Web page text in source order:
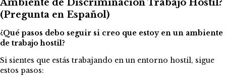
Ambiente de Discriminación Trabajo Hostil?
(Pregunta en Español)
¿Qué pasos debo seguir si creo que estoy en un ambiente
de trabajo hostil?
Si sientes que estás trabajando en un entorno hostil, sigue
estos pasos: